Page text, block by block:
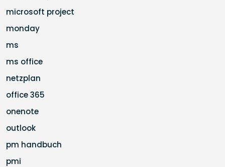
microsoft project
monday
ms
ms office
netzplan
office 365
onenote
outlook
pm handbuch
pmi